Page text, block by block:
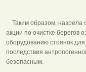
Таким образом, назрела
акции по очистке берегов
оборудованию стоянок
последствия
безопасным.